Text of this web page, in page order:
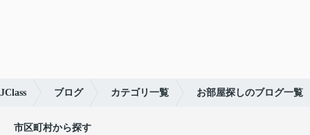
ブログ カテゴリ一覧 お部屋探しのブログ一覧
市区町村から探す